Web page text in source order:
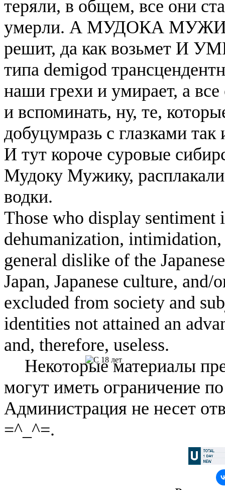
теряли, в общем, все они
умерли. А МУДОКА
решит, да как возьмет И
типа demigod
наши грехи и умирает, а
и вспоминать, ну, те,
добуцумразь с глазками
И тут короче суровые
Мудоку Мужику,
водки.
Those who display
dehumanization,
general dislike of the
Japan, Japanese culture, and/
excluded from society and
identities not attained an
and, therefore, useless.
Некоторые материалы
могут иметь ограничение
Администрация не несет
=^_^=.